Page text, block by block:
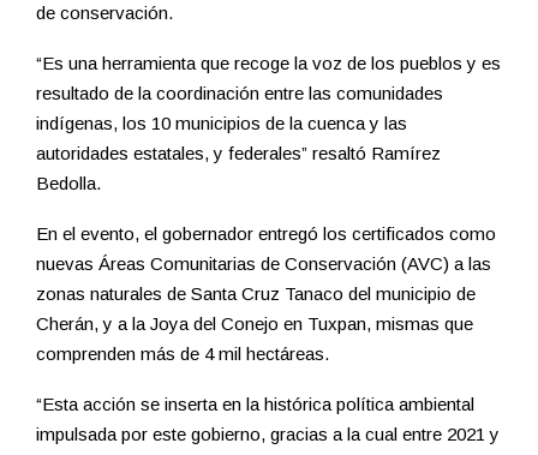
de conservación.
“Es una herramienta que recoge la voz de los pueblos y es
resultado de la coordinación entre las comunidades
indígenas, los 10 municipios de la cuenca y las
autoridades estatales, y federales” resaltó Ramírez
Bedolla.
En el evento, el gobernador entregó los certificados como
nuevas Áreas Comunitarias de Conservación (AVC) a las
zonas naturales de Santa Cruz Tanaco del municipio de
Cherán, y a la Joya del Conejo en Tuxpan, mismas que
comprenden más de 4 mil hectáreas.
“Esta acción se inserta en la histórica política ambiental
impulsada por este gobierno, gracias a la cual entre 2021 y